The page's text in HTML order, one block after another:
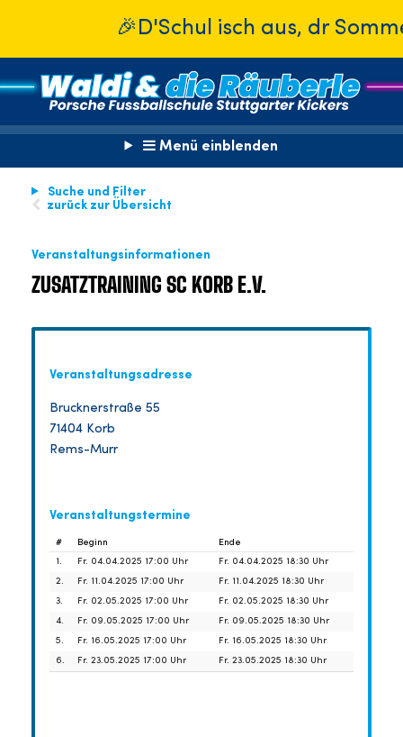
Menü einblenden
Suche und Filter
zurück zur Übersicht
Veranstaltungsinformationen
ZUSATZTRAINING SC KORB E.V.
Veranstaltungsadresse
Brucknerstraße 55
71404 Korb
Rems-Murr
Veranstaltungstermine
# Beginn
Ende
1.
Fr. 04.04.2025 17:00 Uhr
Fr. 04.04.2025 18:30 Uhr
2.
Fr. 11.04.2025 17:00 Uhr
Fr. 11.04.2025 18:30 Uhr
3.
Fr. 02.05.2025 17:00 Uhr
Fr. 02.05.2025 18:30 Uhr
4.
Fr. 09.05.2025 17:00 Uhr
Fr. 09.05.2025 18:30 Uhr
5.
Fr. 16.05.2025 17:00 Uhr
Fr. 16.05.2025 18:30 Uhr
6.
Fr. 23.05.2025 17:00 Uhr Fr. 23.05.2025 18:30 Uhr
🎉D'Schul isch aus, dr Sommer